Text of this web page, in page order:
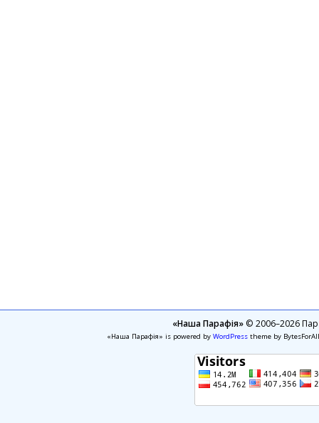
«Наша Парафія»© 2006–2026
«Наша Парафія» is powered by WordPresstheme by